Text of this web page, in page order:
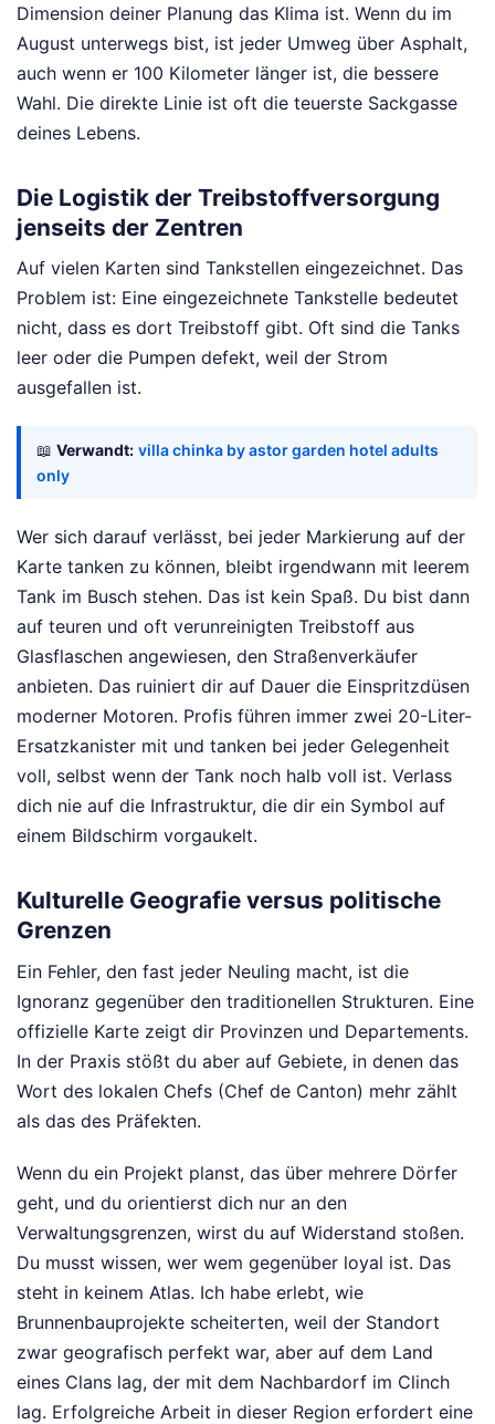
Dimension deiner Planung das Klima ist. Wenn du im
August unterwegs bist, ist jeder Umweg über Asphalt,
auch wenn er 100 Kilometer länger ist, die bessere
Wahl. Die direkte Linie ist oft die teuerste Sackgasse
deines Lebens.
Die Logistik der Treibstoffversorgung
jenseits der Zentren
Auf vielen Karten sind Tankstellen eingezeichnet. Das
Problem ist: Eine eingezeichnete Tankstelle bedeutet
nicht, dass es dort Treibstoff gibt. Oft sind die Tanks
leer oder die Pumpen defekt, weil der Strom
ausgefallen ist.
📖 Verwandt: villa chinka by astor garden hotel adults
only
Wer sich darauf verlässt, bei jeder Markierung auf der
Karte tanken zu können, bleibt irgendwann mit leerem
Tank im Busch stehen. Das ist kein Spaß. Du bist dann
auf teuren und oft verunreinigten Treibstoff aus
Glasflaschen angewiesen, den Straßenverkäufer
anbieten. Das ruiniert dir auf Dauer die Einspritzdüsen
moderner Motoren. Profis führen immer zwei 20-Liter-
Ersatzkanister mit und tanken bei jeder Gelegenheit
voll, selbst wenn der Tank noch halb voll ist. Verlass
dich nie auf die Infrastruktur, die dir ein Symbol auf
einem Bildschirm vorgaukelt.
Kulturelle Geografie versus politische
Grenzen
Ein Fehler, den fast jeder Neuling macht, ist die
Ignoranz gegenüber den traditionellen Strukturen. Eine
offizielle Karte zeigt dir Provinzen und Departements.
In der Praxis stößt du aber auf Gebiete, in denen das
Wort des lokalen Chefs (Chef de Canton) mehr zählt
als das des Präfekten.
Wenn du ein Projekt planst, das über mehrere Dörfer
geht, und du orientierst dich nur an den
Verwaltungsgrenzen, wirst du auf Widerstand stoßen.
Du musst wissen, wer wem gegenüber loyal ist. Das
steht in keinem Atlas. Ich habe erlebt, wie
Brunnenbauprojekte scheiterten, weil der Standort
zwar geografisch perfekt war, aber auf dem Land
eines Clans lag, der mit dem Nachbardorf im Clinch
lag. Erfolgreiche Arbeit in dieser Region erfordert eine